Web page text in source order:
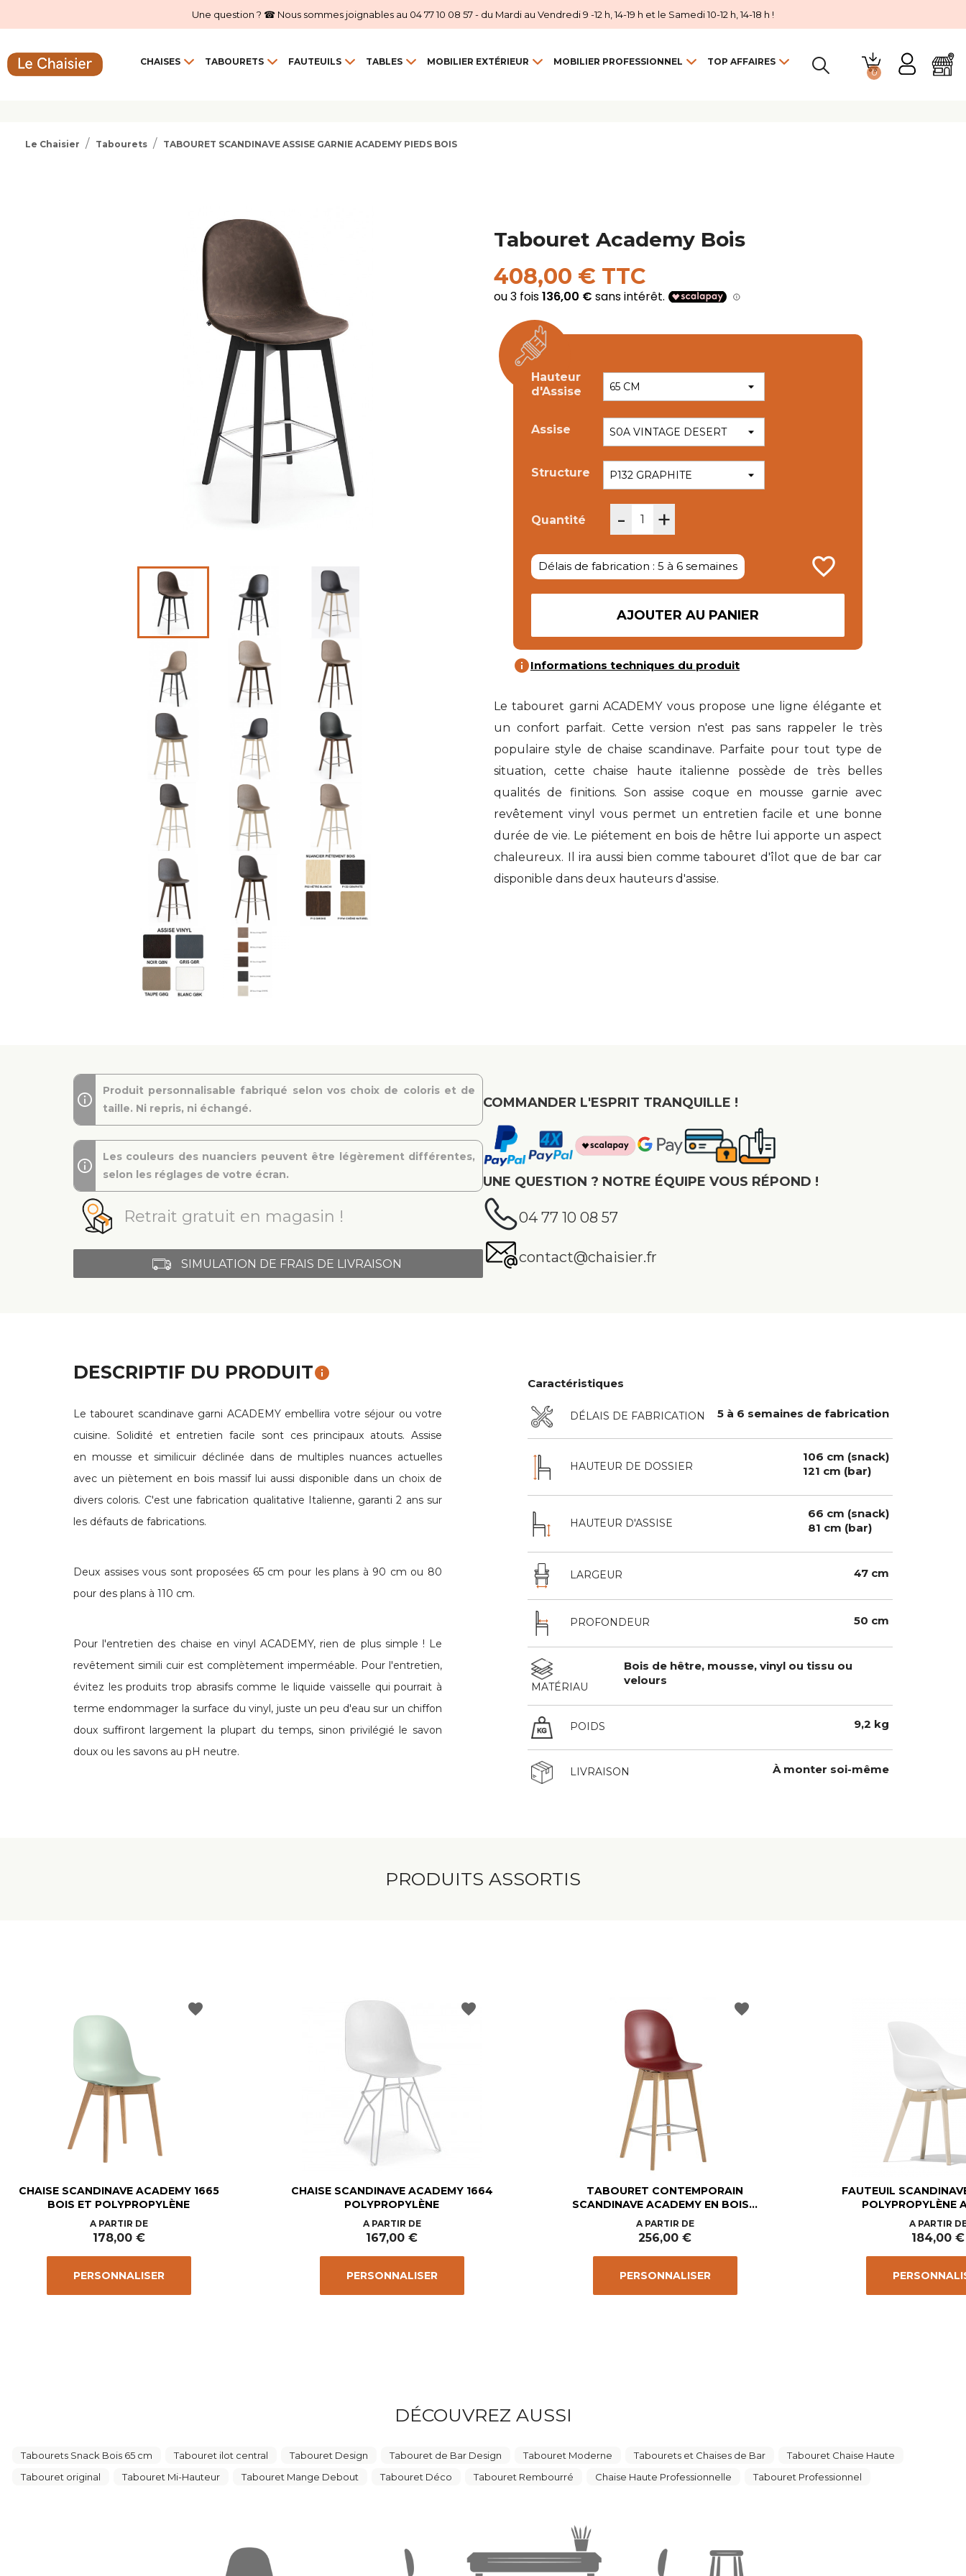
Une question ? ☎ Nous sommes joignables au 04 77 10 08 57 - du Mardi au Vendredi 9 -12 h, 14-19 h et le Samedi 10-12 h, 14-18 h !
CHAISES TABOURETS FAUTEUILS TABLES MOBILIER EXTÉRIEUR MOBILIER PROFESSIONNEL TOP AFFAIRES
0
Le Chaisier Tabourets TABOURET SCANDINAVE ASSISE GARNIE ACADEMY PIEDS BOIS
Tabouret Academy Bois
408,00 € TTC
Hauteur
d'Assise
Assise
Structure
Quantité - +
Délais de fabrication : 5 à 6 semaines favorite_border
AJOUTER AU PANIER
infoInformations techniques du produit
Le tabouret garni ACADEMY vous propose une ligne élégante et
un confort parfait. Cette version n'est pas sans rappeler le très
populaire style de chaise scandinave. Parfaite pour tout type de
situation, cette chaise haute italienne possède de très belles
qualités de finitions. Son assise coque en mousse garnie avec
revêtement vinyl vous permet un entretien facile et une bonne
durée de vie. Le piétement en bois de hêtre lui apporte un aspect
chaleureux. Il ira aussi bien comme tabouret d'îlot que de bar car
disponible dans deux hauteurs d'assise.
Produit personnalisable fabriqué selon vos choix de coloris et de
taille. Ni repris, ni échangé.
Les couleurs des nuanciers peuvent être légèrement différentes,
selon les réglages de votre écran.
Retrait gratuit en magasin !
SIMULATION DE FRAIS DE LIVRAISON
COMMANDER L'ESPRIT TRANQUILLE !
UNE QUESTION ? NOTRE ÉQUIPE VOUS RÉPOND !
04 77 10 08 57
contact@chaisier.fr
DESCRIPTIF DU PRODUITinfo
Le tabouret scandinave garni ACADEMY embellira votre séjour ou votre
cuisine. Solidité et entretien facile sont ces principaux atouts. Assise
en mousse et similicuir déclinée dans de multiples nuances actuelles
avec un piètement en bois massif lui aussi disponible dans un choix de
divers coloris. C'est une fabrication qualitative Italienne, garanti 2 ans sur
les défauts de fabrications.
Deux assises vous sont proposées 65 cm pour les plans à 90 cm ou 80
pour des plans à 110 cm.
Pour l'entretien des chaise en vinyl ACADEMY, rien de plus simple ! Le
revêtement simili cuir est complètement imperméable. Pour l'entretien,
évitez les produits trop abrasifs comme le liquide vaisselle qui pourrait à
terme endommager la surface du vinyl, juste un peu d'eau sur un chiffon
doux suffiront largement la plupart du temps, sinon privilégié le savon
doux ou les savons au pH neutre.
Caractéristiques
DÉLAIS DE FABRICATION 5 à 6 semaines de fabrication
HAUTEUR DE DOSSIER
106 cm (snack)
121 cm (bar)
HAUTEUR D'ASSISE
66 cm (snack)
81 cm (bar)
LARGEUR 47 cm
PROFONDEUR 50 cm
MATÉRIAU
Bois de hêtre, mousse, vinyl ou tissu ou
velours
POIDS 9,2 kg
LIVRAISON À monter soi-même
PRODUITS ASSORTIS
CHAISE SCANDINAVE ACADEMY 1665
BOIS ET POLYPROPYLÈNE
Prix
A PARTIR DE
178,00 €
PERSONNALISER
favorite
CHAISE SCANDINAVE ACADEMY 1664
POLYPROPYLÈNE
Prix
A PARTIR DE
167,00 €
PERSONNALISER
favorite
TABOURET CONTEMPORAIN
SCANDINAVE ACADEMY EN BOIS...
Prix
A PARTIR DE
256,00 €
PERSONNALISER
favorite
FAUTEUIL
POLYPROPYLÈNE
Prix
A PARTIR
184,00 €
DÉCOUVREZ AUSSI
Tabourets Snack Bois 65 cm Tabouret ilot central Tabouret Design Tabouret de Bar Design Tabouret Moderne Tabourets et Chaises de Bar
Tabouret Chaise Haute
Tabouret original
Tabouret Mi-Hauteur Tabouret Mange Debout Tabouret Déco Tabouret Rembourré Chaise Haute Professionnelle Tabouret Professionnel